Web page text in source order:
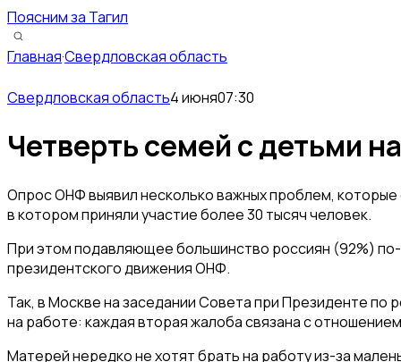
Поясним за Тагил
Главная·Свердловская область
Свердловская область4 июня07:30
Четверть семей с детьми
Опрос ОНФ выявил несколько важных проблем,
в котором приняли участие более 30 тысяч человек.
При этом подавляющее большинство россиян (92%)
президентского движения ОНФ.
Так, в Москве на заседании Совета при Президенте
на работе: каждая вторая жалоба связана с
Матерей нередко не хотят брать на работу из-за